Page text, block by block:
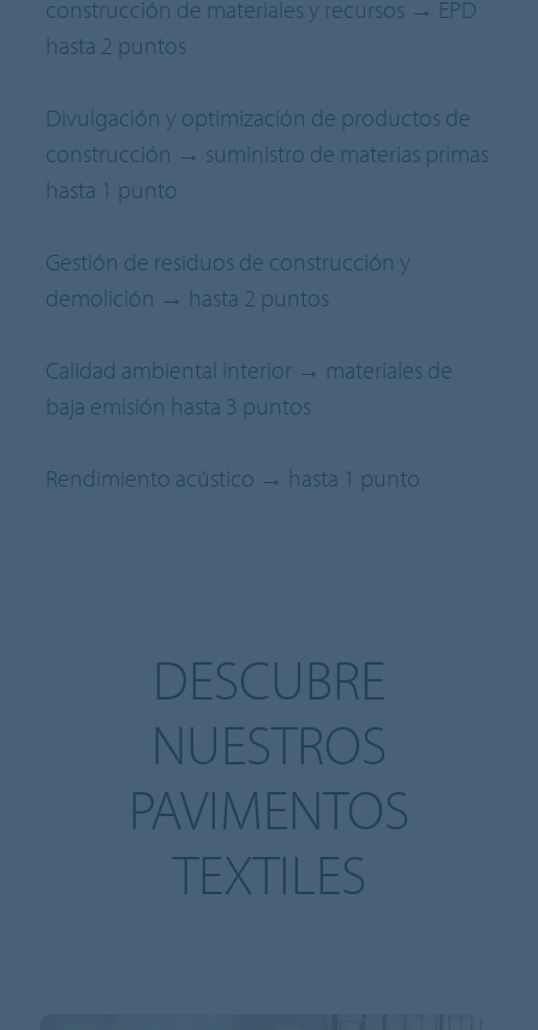
construcción de materiales y recursos → EPD
hasta 2 puntos
Divulgación y optimización de productos de
construcción → suministro de materias primas
hasta 1 punto
Gestión de residuos de construcción y
demolición → hasta 2 puntos
Calidad ambiental interior → materiales de
baja emisión hasta 3 puntos
Rendimiento acústico → hasta 1 punto
DESCUBRE
NUESTROS
PAVIMENTOS
TEXTILES